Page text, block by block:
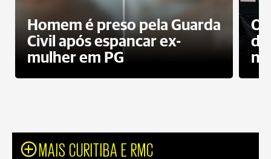
Homem é preso pela Guarda
Civil após espancar ex-
mulher em PG
do
MAIS CURITIBA E RMC